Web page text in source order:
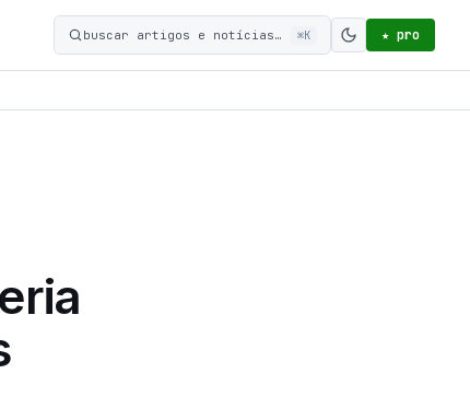
buscar artigos e notícias… ⌘K
Ativar modo
★ pro